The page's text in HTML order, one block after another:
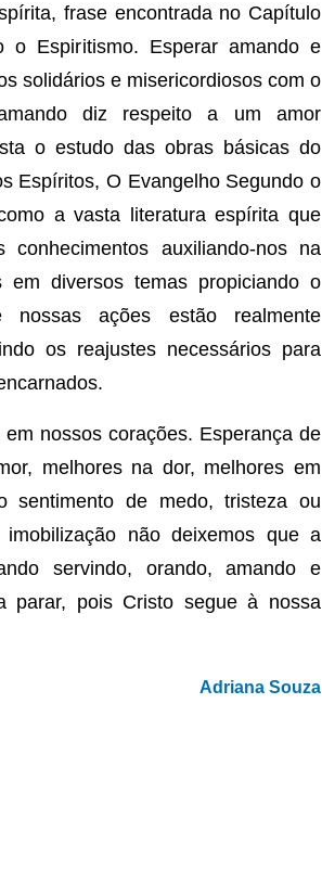
frase encontrada no Capítulo
o Espiritismo. Esperar amando e
solidários e misericordiosos com o
diz respeito a um amor
o estudo das obras básicas do
Espíritos, O Evangelho Segundo o
a vasta literatura espírita que
auxiliando-nos na
em diversos temas propiciando o
nossas ações estão realmente
os reajustes necessários para
nossos corações. Esperança de
melhores na dor, melhores em
de medo, tristeza ou
não deixemos que a
servindo, orando, amando e
parar, pois Cristo segue à nossa
Adriana Souza